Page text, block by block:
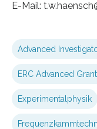
E-Mail:
Advanced
ERC Advanced
Experimentalphysik